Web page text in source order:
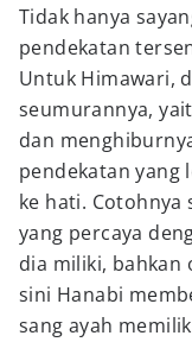
Tidak hanya
pendekatan
Untuk Himawari,
seumurannya,
dan
pendekatan yang
ke hati. Cotohnya
yang percaya
dia miliki, bahkan
sini Hanabi
sang ayah